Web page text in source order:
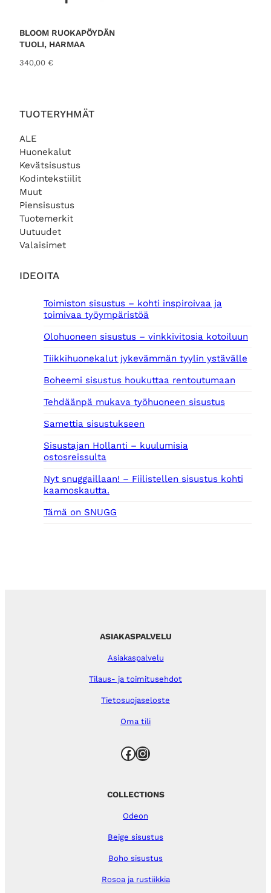
TUOTERYHMÄT
ALE
Huonekalut
Kevätsisustus
Kodintekstiilit
Muut
Piensisustus
Tuotemerkit
Uutuudet
Valaisimet
IDEOITA
Toimiston sisustus – kohti inspiroivaa ja
toimivaa työympäristöä
Olohuoneen sisustus – vinkkivitosia kotoiluun
Tiikkihuonekalut jykevämmän tyylin ystävälle
Boheemi sisustus houkuttaa rentoutumaan
Tehdäänpä mukava työhuoneen sisustus
Samettia sisustukseen
Sisustajan Hollanti – kuulumisia
ostosreissulta
Nyt snuggaillaan! – Fiilistellen sisustus kohti
kaamoskautta.
Tämä on SNUGG
BLOOM RUOKAPÖYDÄN
TUOLI, HARMAA
340,00 €
ASIAKASPALVELU
Asiakaspalvelu
Tilaus- ja toimitusehdot
Tietosuojaseloste
Oma tili
Facebook Instagram
COLLECTIONS
Odeon
Beige sisustus
Boho sisustus
Rosoa ja rustiikkia